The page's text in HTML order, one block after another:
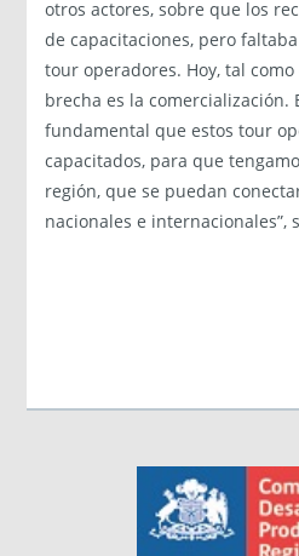
otros actores, sobre que los
de capacitaciones, pero
tour operadores. Hoy, tal
brecha es la comercialización.
fundamental que estos tour
capacitados, para que
región, que se puedan
nacionales e internacionales”,